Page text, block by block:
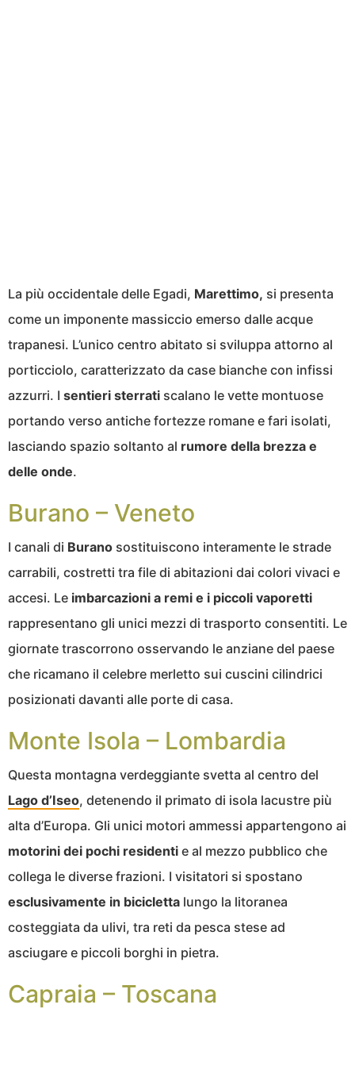
La più occidentale delle Egadi, Marettimo, si presenta
come un imponente massiccio emerso dalle acque
trapanesi. L’unico centro abitato si sviluppa attorno al
porticciolo, caratterizzato da case bianche con infissi
azzurri. I sentieri sterrati scalano le vette montuose
portando verso antiche fortezze romane e fari isolati,
lasciando spazio soltanto al rumore della brezza e
delle onde.
Burano – Veneto
I canali di Burano sostituiscono interamente le strade
carrabili, costretti tra file di abitazioni dai colori vivaci e
accesi. Le imbarcazioni a remi e i piccoli vaporetti
rappresentano gli unici mezzi di trasporto consentiti. Le
giornate trascorrono osservando le anziane del paese
che ricamano il celebre merletto sui cuscini cilindrici
posizionati davanti alle porte di casa.
Monte Isola – Lombardia
Questa montagna verdeggiante svetta al centro del
Lago d’Iseo, detenendo il primato di isola lacustre più
alta d’Europa. Gli unici motori ammessi appartengono ai
motorini dei pochi residenti e al mezzo pubblico che
collega le diverse frazioni. I visitatori si spostano
esclusivamente in bicicletta lungo la litoranea
costeggiata da ulivi, tra reti da pesca stese ad
asciugare e piccoli borghi in pietra.
Capraia – Toscana